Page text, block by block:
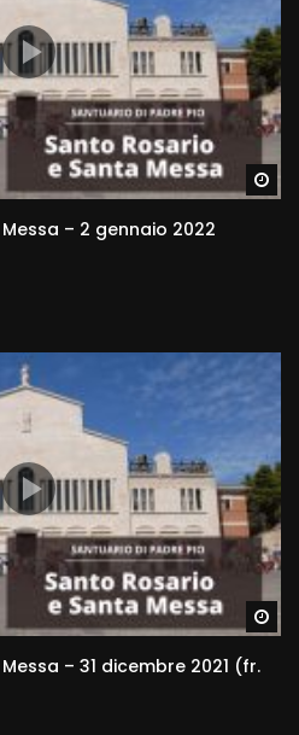
– 2 gennaio 2022
– 31 dicembre 2021 (fr.